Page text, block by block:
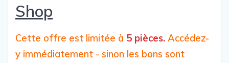
Shop
Cette offre est limitée à 5 pièces. Accédez-
y immédiatement - sinon les bons sont